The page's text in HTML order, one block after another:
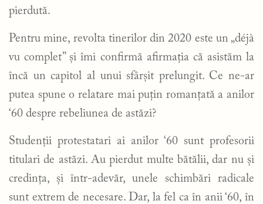
pierdută.
Pentru mine, revolta tinerilor din 2020 este un „déjà
vu complet” și îmi confirmă afirmația că asistăm la
încă un capitol al unui sfârșit prelungit. Ce ne-ar
putea spune o relatare mai puțin romanțată a anilor
‘60 despre rebeliunea de astăzi?
Studenții protestatari ai anilor ‘60 sunt profesorii
titulari de astăzi. Au pierdut multe bătălii, dar nu și
credința, și într-adevăr, unele schimbări radicale
sunt extrem de necesare. Dar, la fel ca în anii ‘60, în